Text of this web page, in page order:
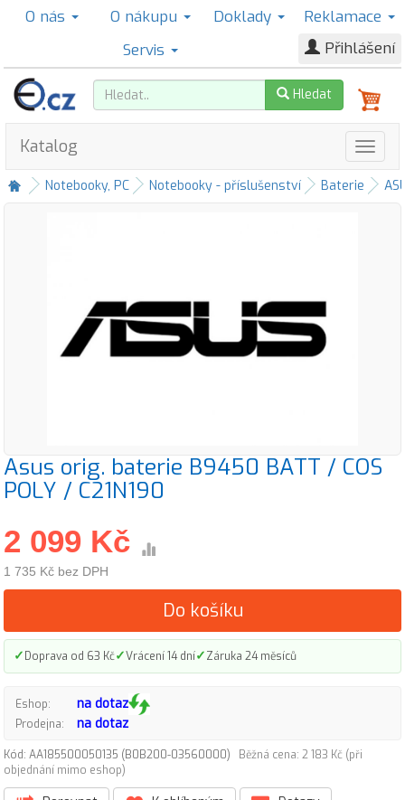
O nás O nákupu Doklady
Reklamace
Servis
Přihlášení
Hledat
Katalog
Notebooky, PC Notebooky - příslušenství Baterie
Asus orig. baterie B9450 BATT / COS
POLY / C21N190
2 099 Kč
1 735 Kč bez DPH
Do košíku
✓Doprava od 63 Kč✓Vrácení 14 dní✓Záruka 24 měsíců
Eshop: na dotaz
Prodejna: na dotaz
Kód: AA185500050135 (B0B200-03560000)
Běžná cena: 2 183 Kč (při
objednání mimo eshop)